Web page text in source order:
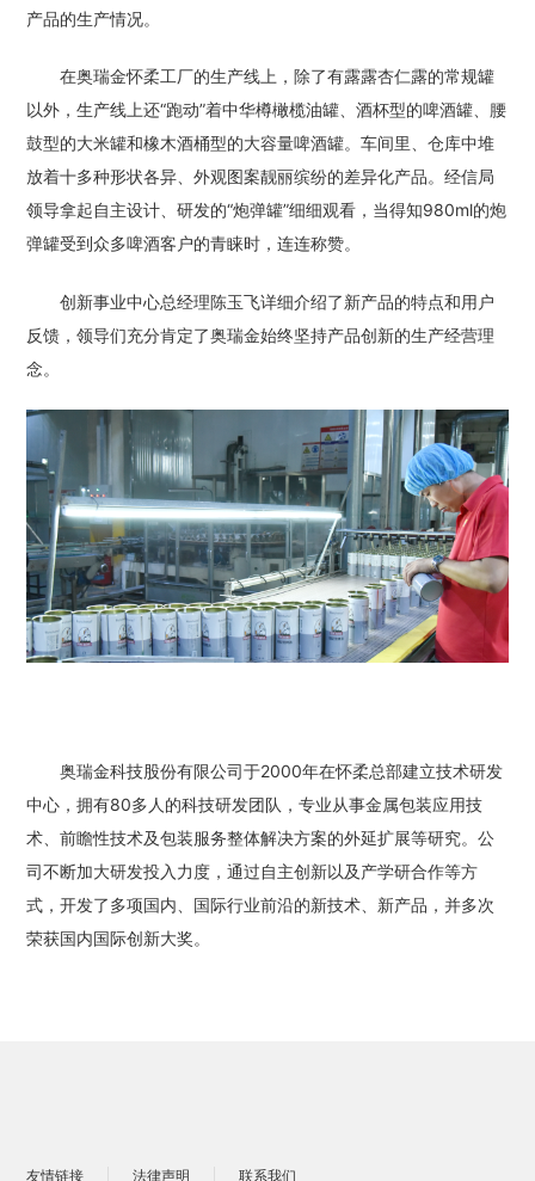
产品的生产情况。
在奥瑞金怀柔工厂的生产线上，除了有露露杏仁露的常规罐
以外，生产线上还“跑动”着中华樽橄榄油罐、酒杯型的啤酒罐、腰
鼓型的大米罐和橡木酒桶型的大容量啤酒罐。车间里、仓库中堆
放着十多种形状各异、外观图案靓丽缤纷的差异化产品。经信局
领导拿起自主设计、研发的“炮弹罐”细细观看，当得知980ml的炮
弹罐受到众多啤酒客户的青睐时，连连称赞。
创新事业中心总经理陈玉飞详细介绍了新产品的特点和用户
反馈，领导们充分肯定了奥瑞金始终坚持产品创新的生产经营理
念。
奥瑞金科技股份有限公司于2000年在怀柔总部建立技术研发
中心，拥有80多人的科技研发团队，专业从事金属包装应用技
术、前瞻性技术及包装服务整体解决方案的外延扩展等研究。公
司不断加大研发投入力度，通过自主创新以及产学研合作等方
式，开发了多项国内、国际行业前沿的新技术、新产品，并多次
荣获国内国际创新大奖。
友情链接 法律声明 联系我们